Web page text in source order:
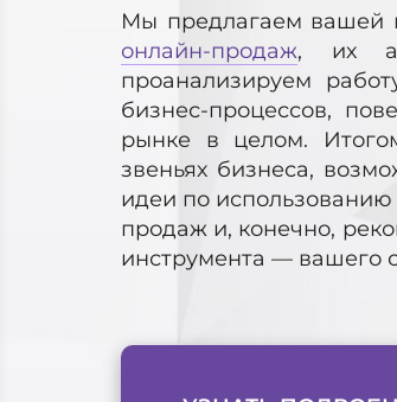
Мы предлагаем вашей
онлайн-продаж, их
проанализируем
бизнес-процессов,
рынке в целом.
звеньях бизнеса,
идеи по использованию
продаж и, конечно,
инструмента — вашего